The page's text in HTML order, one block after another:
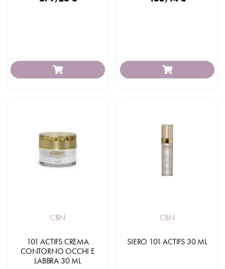
CBN
101 ACTIFS CREMA
CONTORNO OCCHI E
LABBRA 30 ML
CBN
SIERO 101 ACTIFS 30 ML